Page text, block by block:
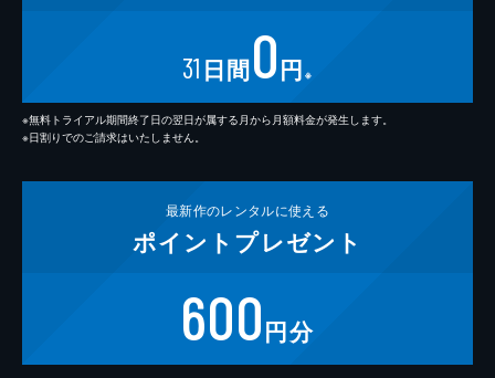
31 日間0円 ※
※無料トライアル期間終了日の翌日が属する月から月額料金が発生します。
※日割りでのご請求はいたしません。
最新作のレンタルに使える
ポイント プレゼント
600円分